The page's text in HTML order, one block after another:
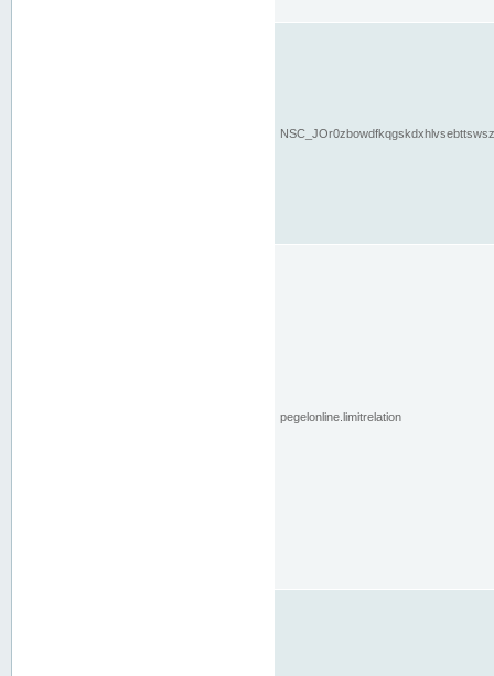
pegelonline.limitrelation